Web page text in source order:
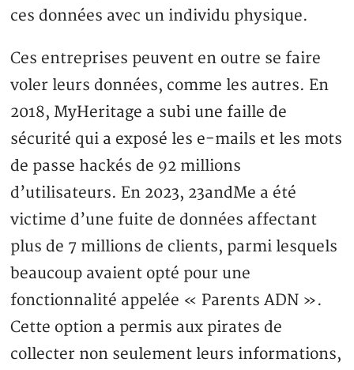
ces données avec un individu physique.
Ces entreprises peuvent en outre se faire
voler leurs données, comme les autres. En
2018, MyHeritage a subi une faille de
sécurité qui a exposé les e-mails et les mots
de passe hackés de 92 millions
d’utilisateurs. En 2023, 23andMe a été
victime d’une fuite de données affectant
plus de 7 millions de clients, parmi lesquels
beaucoup avaient opté pour une
fonctionnalité appelée « Parents ADN ».
Cette option a permis aux pirates de
collecter non seulement leurs informations,